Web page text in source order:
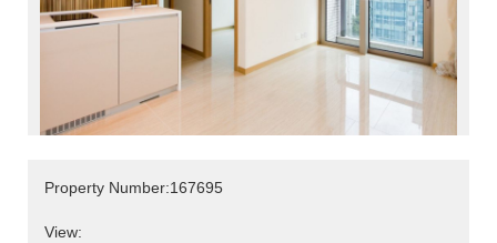
Property Number:167695
View: